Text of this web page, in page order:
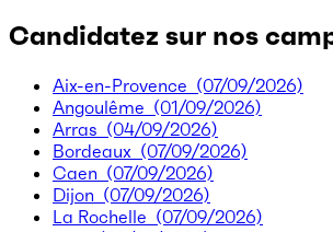
Candidatez sur nos
Aix-en-Provence (07/09/2026)
Angoulême (01/09/2026)
Arras (04/09/2026)
Bordeaux (07/09/2026)
Caen (07/09/2026)
Dijon (07/09/2026)
La Rochelle (07/09/2026)